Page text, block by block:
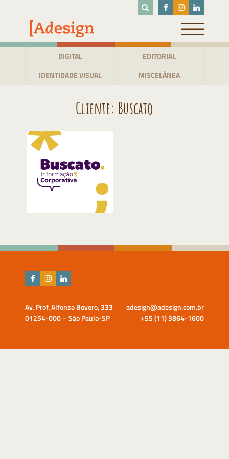
conteúdo
DIGITAL
EDITORIAL
IDENTIDADE VISUAL
MISCELÂNEA
Cliente: Buscato
Av. Prof. Alfonso Bovero, 333
01254-000 – São Paulo-SP
adesign@adesign.com.br
+55 (11) 3864-1600